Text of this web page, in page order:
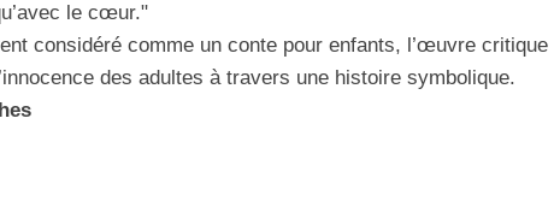
le cœur."
considéré comme un conte pour enfants, l’œuvre critique
des adultes à travers une histoire symbolique.